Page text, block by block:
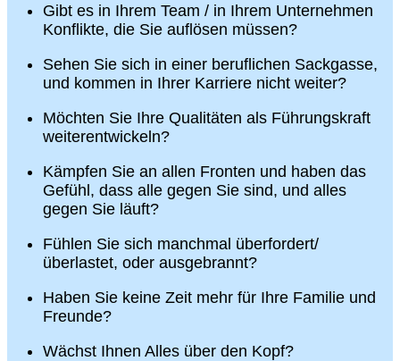
Gibt es in Ihrem Team / in Ihrem Unternehmen
Konflikte, die Sie auflösen müssen?
Sehen Sie sich in einer beruflichen Sackgasse,
und kommen in Ihrer Karriere nicht weiter?
Möchten Sie Ihre Qualitäten als Führungskraft
weiterentwickeln?
Kämpfen Sie an allen Fronten und haben das
Gefühl, dass alle gegen Sie sind, und alles
gegen Sie läuft?
Fühlen Sie sich manchmal überfordert/
überlastet, oder ausgebrannt?
Haben Sie keine Zeit mehr für Ihre Familie und
Freunde?
Wächst Ihnen Alles über den Kopf?